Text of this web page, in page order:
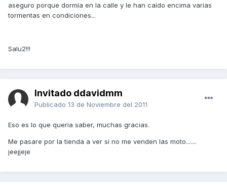
aseguro porque dormía en la calle y le han caído encima varias
tormentas en condiciones...
Salu2!!!
Invitado ddavidmm
Publicado 13 de Noviembre del 2011
Eso es lo que queria saber, muchas gracias.
Me pasare por la tienda a ver si no me venden las moto.......
jeejjeje